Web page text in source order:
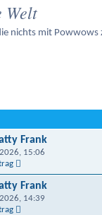
Welt
nichts mit
Frank
15:06
Frank
14:39